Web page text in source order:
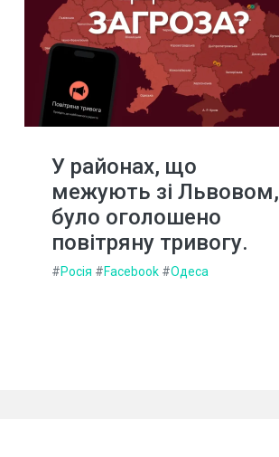
У районах, що
межують зі Львовом,
було оголошено
повітряну тривогу.
#Росія #Facebook #Одеса